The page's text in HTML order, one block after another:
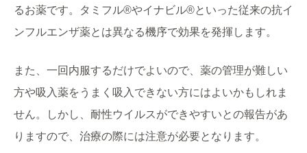
るお薬です。タミフル®やイナビル®といった従来の抗イ
ンフルエンザ薬とは異なる機序で効果を発揮します。
また、一回内服するだけでよいので、薬の管理が難しい
方や吸入薬をうまく吸入できない方にはよいかもしれま
せん。しかし、耐性ウイルスができやすいとの報告があ
りますので、治療の際には注意が必要となります。